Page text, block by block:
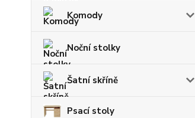
Komody
Noční stolky
Šatní skříně
Psací stoly